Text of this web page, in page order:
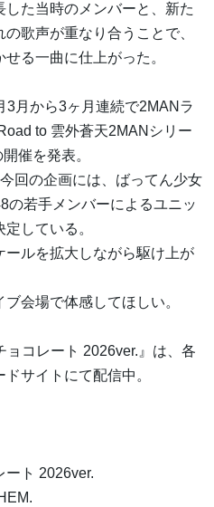
た当時のメンバーと、新た
歌声が重なり合うことで、
る一曲に仕上がった。
3月から3ヶ月連続で2MANラ
to 雲外蒼天2MANシリー
催を発表。
回の企画には、ばってん少女
の若手メンバーによるユニッ
している。
ルを拡大しながら駆け上が
会場で体感してほしい。
コレート 2026ver.』は、各
サイトにて配信中。
ート 2026ver.